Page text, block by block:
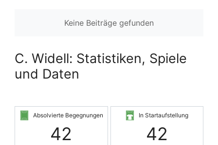
Keine Beiträge gefunden
C. Widell: Statistiken, Spiele
und Daten
Absolvierte Begegnungen
42
In Startaufstellung
42